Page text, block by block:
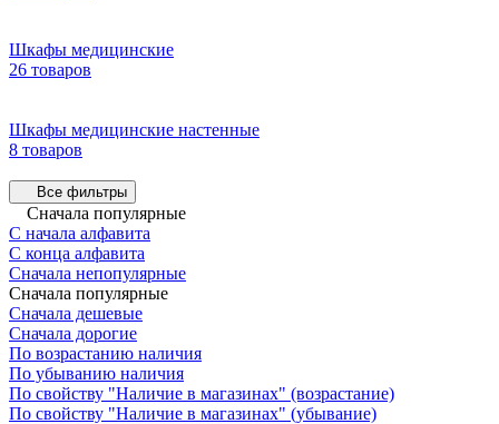
Шкафы медицинские
26 товаров
Шкафы медицинские настенные
8 товаров
Все фильтры
Сначала популярные
С начала алфавита
С конца алфавита
Сначала непопулярные
Сначала популярные
Сначала дешевые
Сначала дорогие
По возрастанию наличия
По убыванию наличия
По свойству "Наличие в магазинах" (возрастание)
По свойству "Наличие в магазинах" (убывание)